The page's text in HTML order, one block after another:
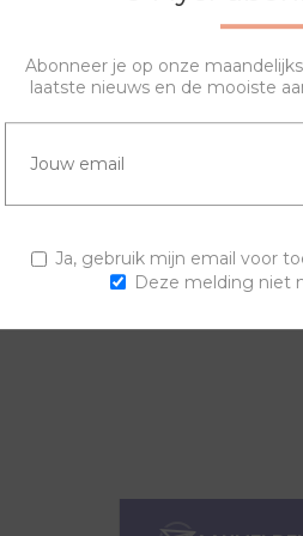
van de ritssluiting,
Abonneer je op onze
laatste nieuws en de mooiste
Ja, gebruik mijn email voor
Deze melding niet